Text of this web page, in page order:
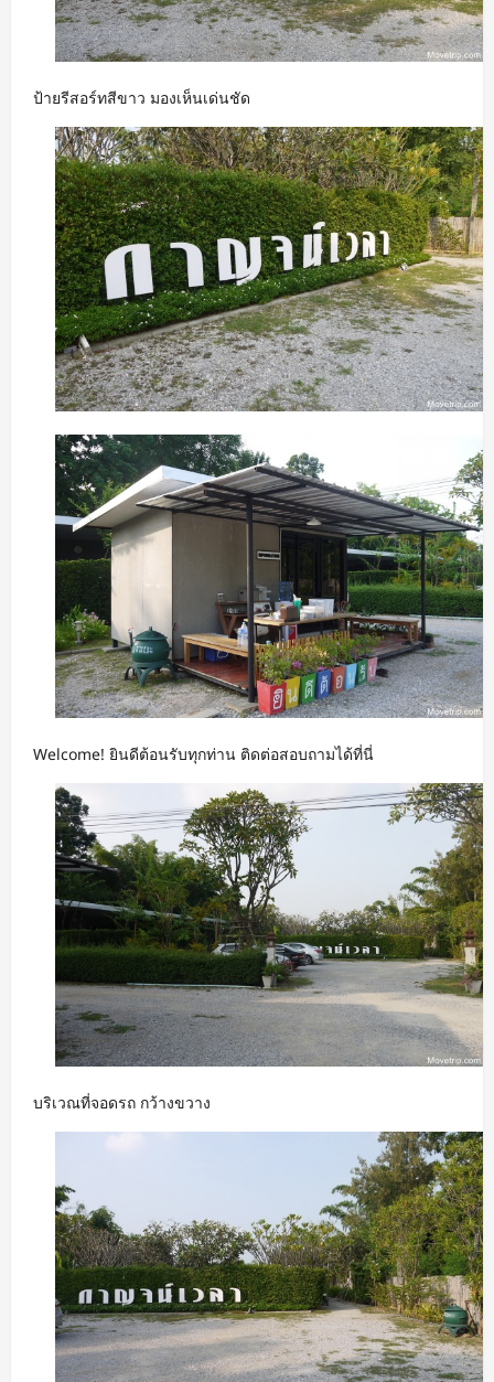
ป้ายรีสอร์ทสีขาว มองเห็นเด่นชัด
Welcome! ยินดีต้อนรับทุกท่าน ติดต่อสอบถามได้ที่นี่
บริเวณที่จอดรถ กว้างขวาง